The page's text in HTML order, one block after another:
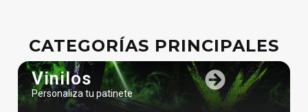
CATEGORÍAS PRINCIPALES
Vinilos
Personaliza tu patinete